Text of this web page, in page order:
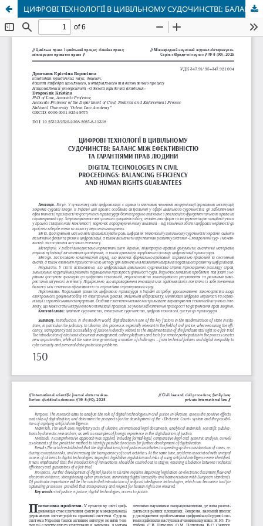
ЦИФРОВІ ТЕХНОЛОГІЇ В ЦИВІЛЬНОМУ СУДОЧИНСТВІ: БАЛАНС МІЖ ЕФЕКТИВНІСТЮ ТА ГАРАНТІЯМИ ПРАВ ЛЮДИНИ